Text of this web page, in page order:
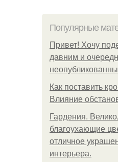
Популярные
Привет! Хочу
давним и
Как поставить
Влияние
Гардения.
благоухающие
отличное
интерьера.